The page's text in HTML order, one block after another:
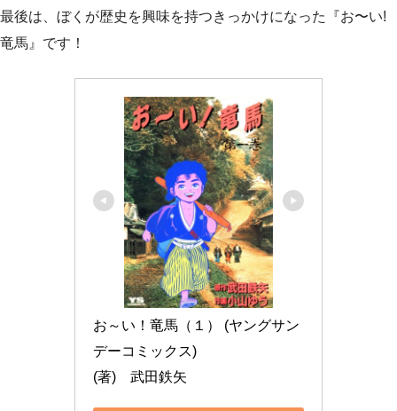
最後は、ぼくが歴史を興味を持つきっかけになった『お〜い!
竜馬』です！
お～い！竜馬（１） (ヤングサン
デーコミックス)
(著)　武田鉄矢